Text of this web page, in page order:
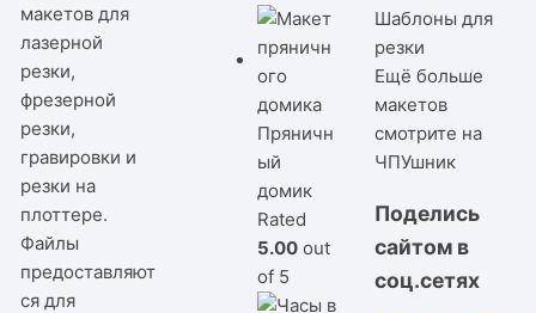
макетов для
лазерной
резки,
фрезерной
резки,
гравировки и
резки на
плоттере.
Файлы
предоставляют
ся для
Пряничн
ый
домик
Rated
5.00 out
of 5
Шаблоны для
резки
Ещё больше
макетов
смотрите на
ЧПУшник
Поделись
сайтом в
соц.сетях